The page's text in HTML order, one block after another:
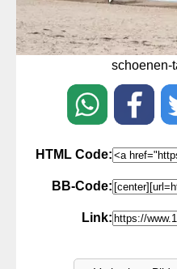
schoenen-
HTML Code:
BB-Code:
Link: